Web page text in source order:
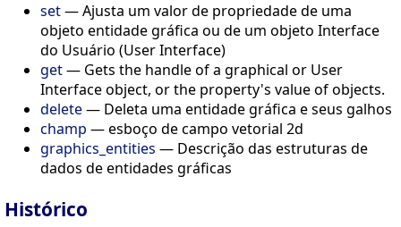
set— Ajusta um valor de propriedade de uma
objeto entidade gráfica ou de um objeto Interface
do Usuário (User Interface)
get— Gets the handle of a graphical or User
Interface object, or the property's value of objects.
delete— Deleta uma entidade gráfica e seus galhos
champ — esboço de campo vetorial 2d
graphics_entities — Descrição das estruturas de
dados de entidades gráficas
Histórico